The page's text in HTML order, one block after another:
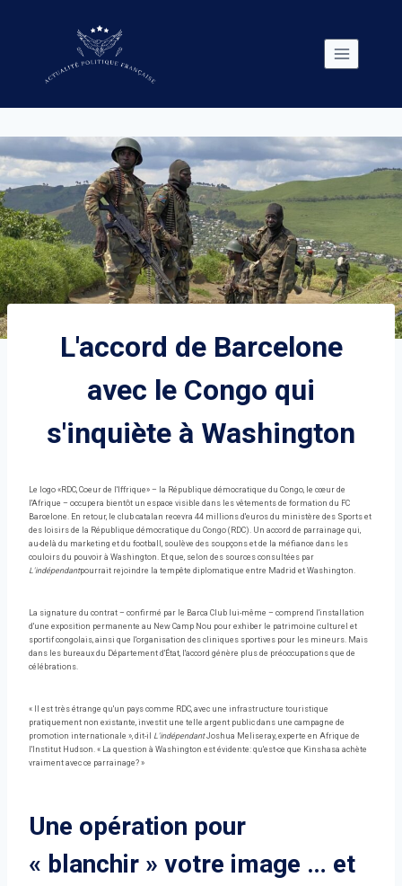
L'accord de Barcelone
avec le Congo qui
s'inquiète à Washington
Le logo «RDC, Coeur de l'Iffrique» – la République démocratique du Congo, le cœur de
l'Afrique – occupera bientôt un espace visible dans les vêtements de formation du FC
Barcelone. En retour, le club catalan recevra 44 millions d'euros du ministère des Sports et
des loisirs de la République démocratique du Congo (RDC). Un accord de parrainage qui,
au-delà du marketing et du football, soulève des soupçons et de la méfiance dans les
couloirs du pouvoir à Washington. Et que, selon des sources consultées par
L'indépendantpourrait rejoindre la tempête diplomatique entre Madrid et Washington.
La signature du contrat – confirmé par le Barca Club lui-même – comprend l'installation
d'une exposition permanente au New Camp Nou pour exhiber le patrimoine culturel et
sportif congolais, ainsi que l'organisation des cliniques sportives pour les mineurs. Mais
dans les bureaux du Département d'État, l'accord génère plus de préoccupations que de
célébrations.
« Il est très étrange qu'un pays comme RDC, avec une infrastructure touristique
pratiquement non existante, investit une telle argent public dans une campagne de
promotion internationale », dit-il L'indépendantJoshua Meliseray, experte en Afrique de
l'Institut Hudson. « La question à Washington est évidente: qu'est-ce que Kinshasa achète
vraiment avec ce parrainage? »
Une opération pour
« blanchir » votre image … et